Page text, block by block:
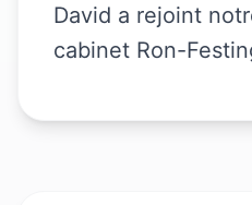
David a rejoint
cabinet Ron-